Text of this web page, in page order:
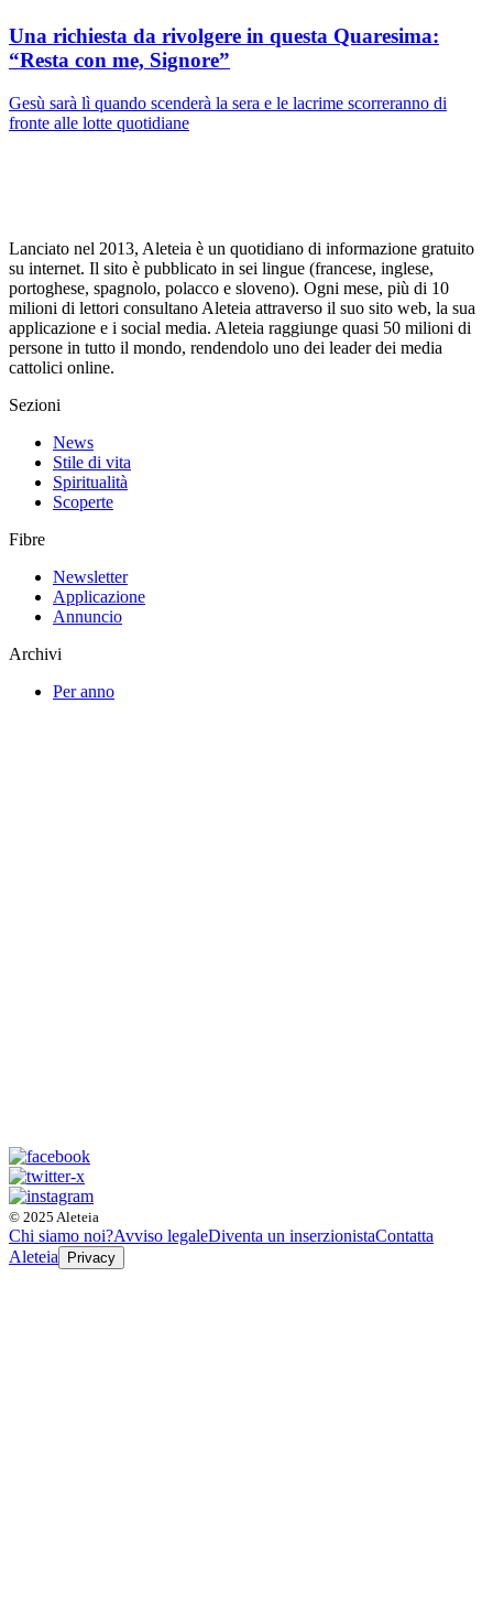
Una richiesta da rivolgere in questa Quaresima:
“Resta con me, Signore”
Gesù sarà lì quando scenderà la sera e le lacrime scorreranno di
fronte alle lotte quotidiane
Lanciato nel 2013, Aleteia è un quotidiano di informazione gratuito
su internet. Il sito è pubblicato in sei lingue (francese, inglese,
portoghese, spagnolo, polacco e sloveno). Ogni mese, più di 10
milioni di lettori consultano Aleteia attraverso il suo sito web, la sua
applicazione e i social media. Aleteia raggiunge quasi 50 milioni di
persone in tutto il mondo, rendendolo uno dei leader dei media
cattolici online.
Sezioni
News
Stile di vita
Spiritualità
Scoperte
Fibre
Newsletter
Applicazione
Annuncio
Archivi
Per anno
© 2025 Aleteia
Chi siamo noi?Avviso legaleDiventa un inserzionistaContatta
Aleteia
Privacy